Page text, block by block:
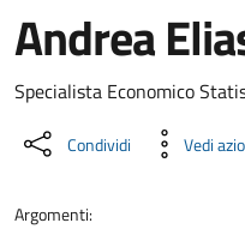
Andrea
Dettaglio
Specialista Economico
Condividi Vedi
Argomenti: